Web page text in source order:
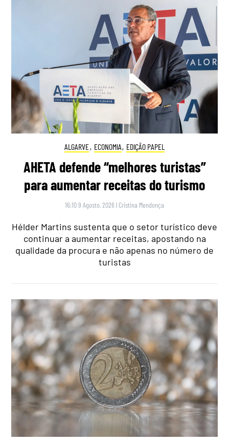
ALGARVE, ECONOMIA, EDIÇÃO PAPEL
AHETA defende “melhores turistas”
para aumentar receitas do turismo
16:10 9 Agosto, 2026 | Cristina Mendonça
Hélder Martins sustenta que o setor turístico deve
continuar a aumentar receitas, apostando na
qualidade da procura e não apenas no número de
turistas